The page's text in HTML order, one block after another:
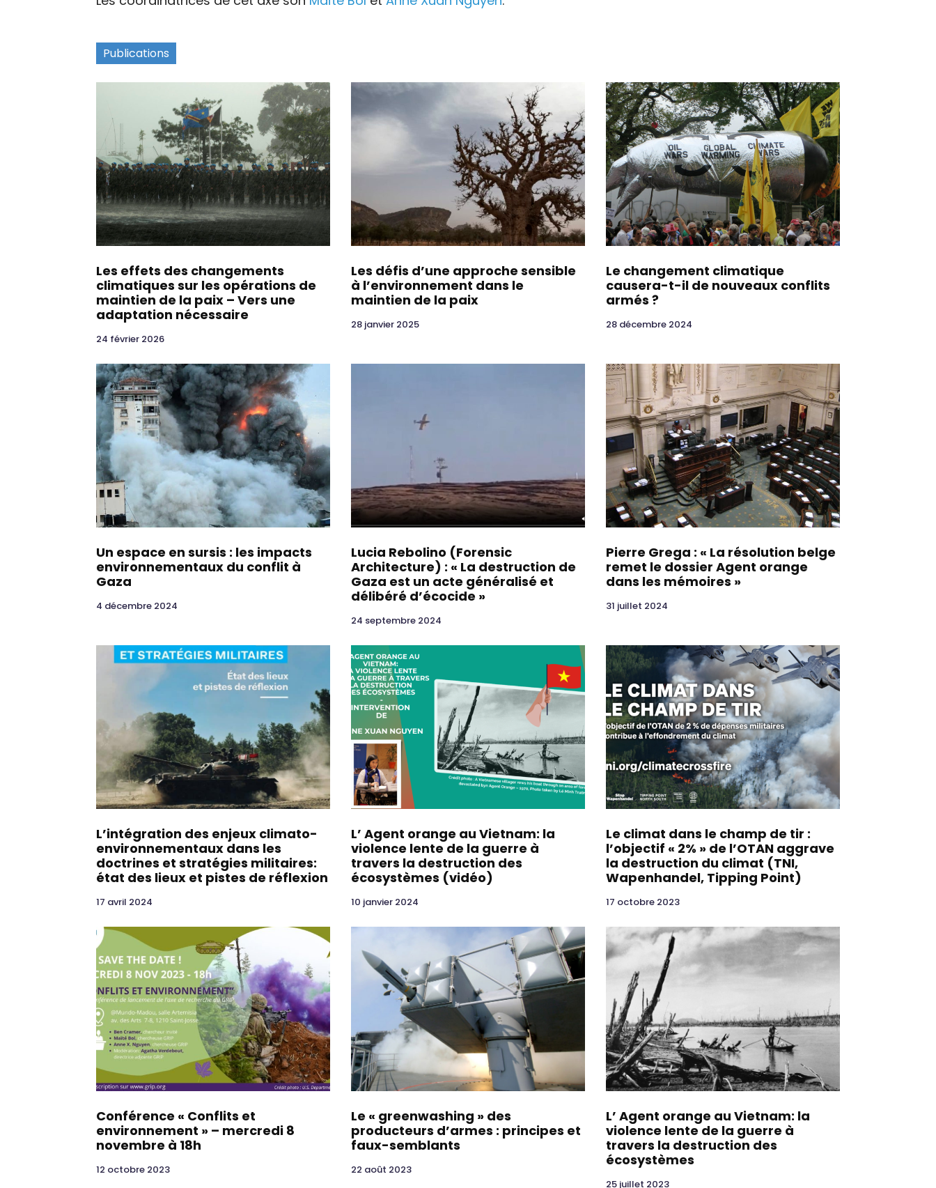
Publications
Les effets des changements
climatiques sur les opérations de
maintien de la paix – Vers une
adaptation nécessaire
24 février 2026
Les défis d’une approche sensible
à l’environnement dans le
maintien de la paix
28 janvier 2025
Le changement climatique
causera-t-il de nouveaux conflits
armés ?
28 décembre 2024
Un espace en sursis : les impacts
environnementaux du conflit à
Gaza
4 décembre 2024
Lucia Rebolino (Forensic
Architecture) : « La destruction de
Gaza est un acte généralisé et
délibéré d’écocide »
24 septembre 2024
Pierre Grega : « La résolution belge
remet le dossier Agent orange
dans les mémoires »
31 juillet 2024
L’intégration des enjeux climato-
environnementaux dans les
doctrines et stratégies militaires:
état des lieux et pistes de réflexion
17 avril 2024
L’ Agent orange au Vietnam: la
violence lente de la guerre à
travers la destruction des
écosystèmes (vidéo)
10 janvier 2024
Le climat dans le champ de tir :
l’objectif « 2% » de l’OTAN aggrave
la destruction du climat (TNI,
Wapenhandel, Tipping Point)
17 octobre 2023
Conférence « Conflits et
environnement » – mercredi 8
novembre à 18h
12 octobre 2023
Le « greenwashing » des
producteurs d’armes : principes et
faux-semblants
22 août 2023
L’ Agent orange au Vietnam: la
violence lente de la guerre à
travers la destruction des
écosystèmes
25 juillet 2023